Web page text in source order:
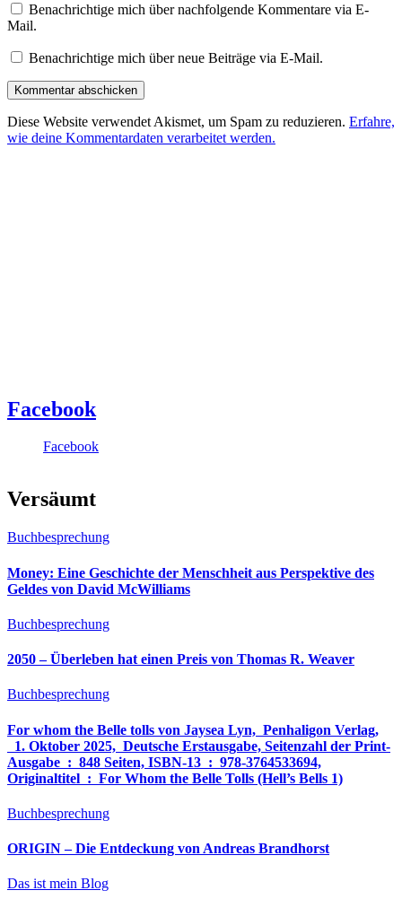
Benachrichtige mich über nachfolgende Kommentare via E-
Mail.
Benachrichtige mich über neue Beiträge via E-Mail.
Diese Website verwendet Akismet, um Spam zu reduzieren. Erfahre,
wie deine Kommentardaten verarbeitet werden.
Facebook
Facebook
Versäumt
Buchbesprechung
Money: Eine Geschichte der Menschheit aus Perspektive des
Geldes von David McWilliams
Buchbesprechung
2050 – Überleben hat einen Preis von Thomas R. Weaver
Buchbesprechung
For whom the Belle tolls von Jaysea Lyn, ‎ Penhaligon Verlag,
‎ 1. Oktober 2025, ‎ Deutsche Erstausgabe, Seitenzahl der Print-
Ausgabe ‏ : ‎ 848 Seiten, ISBN-13 ‏ : ‎ 978-3764533694,
Originaltitel ‏ : ‎ For Whom the Belle Tolls (Hell’s Bells 1)
Buchbesprechung
ORIGIN – Die Entdeckung von Andreas Brandhorst
Das ist mein Blog